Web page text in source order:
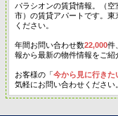
パラシオンの賃貸情報。（
市）の賃貸アパートです。
ください。
年間お問い合わせ数22,000件
報から最新の物件情報をご紹
お客様の「今から見に行きた
気軽にお問い合わせください